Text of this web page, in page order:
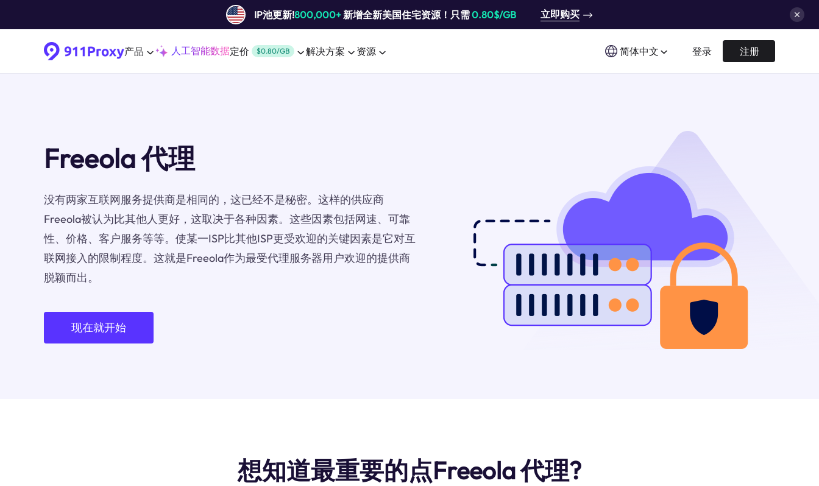
IP池更新!800,000+新增全新美国住宅资源！只需0.80$/GB 立即购买
产品 人工智能数据定价 $0.80/GB 解决方案 资源 简体中文 登录 注册
Freeola 代理
没有两家互联网服务提供商是相同的，这已经不是秘密。这样的供应商
Freeola被认为比其他人更好，这取决于各种因素。这些因素包括网速、可靠
性、价格、客户服务等等。使某一ISP比其他ISP更受欢迎的关键因素是它对互
联网接入的限制程度。这就是Freeola作为最受代理服务器用户欢迎的提供商
脱颖而出。
现在就开始
想知道最重要的点Freeola 代理?